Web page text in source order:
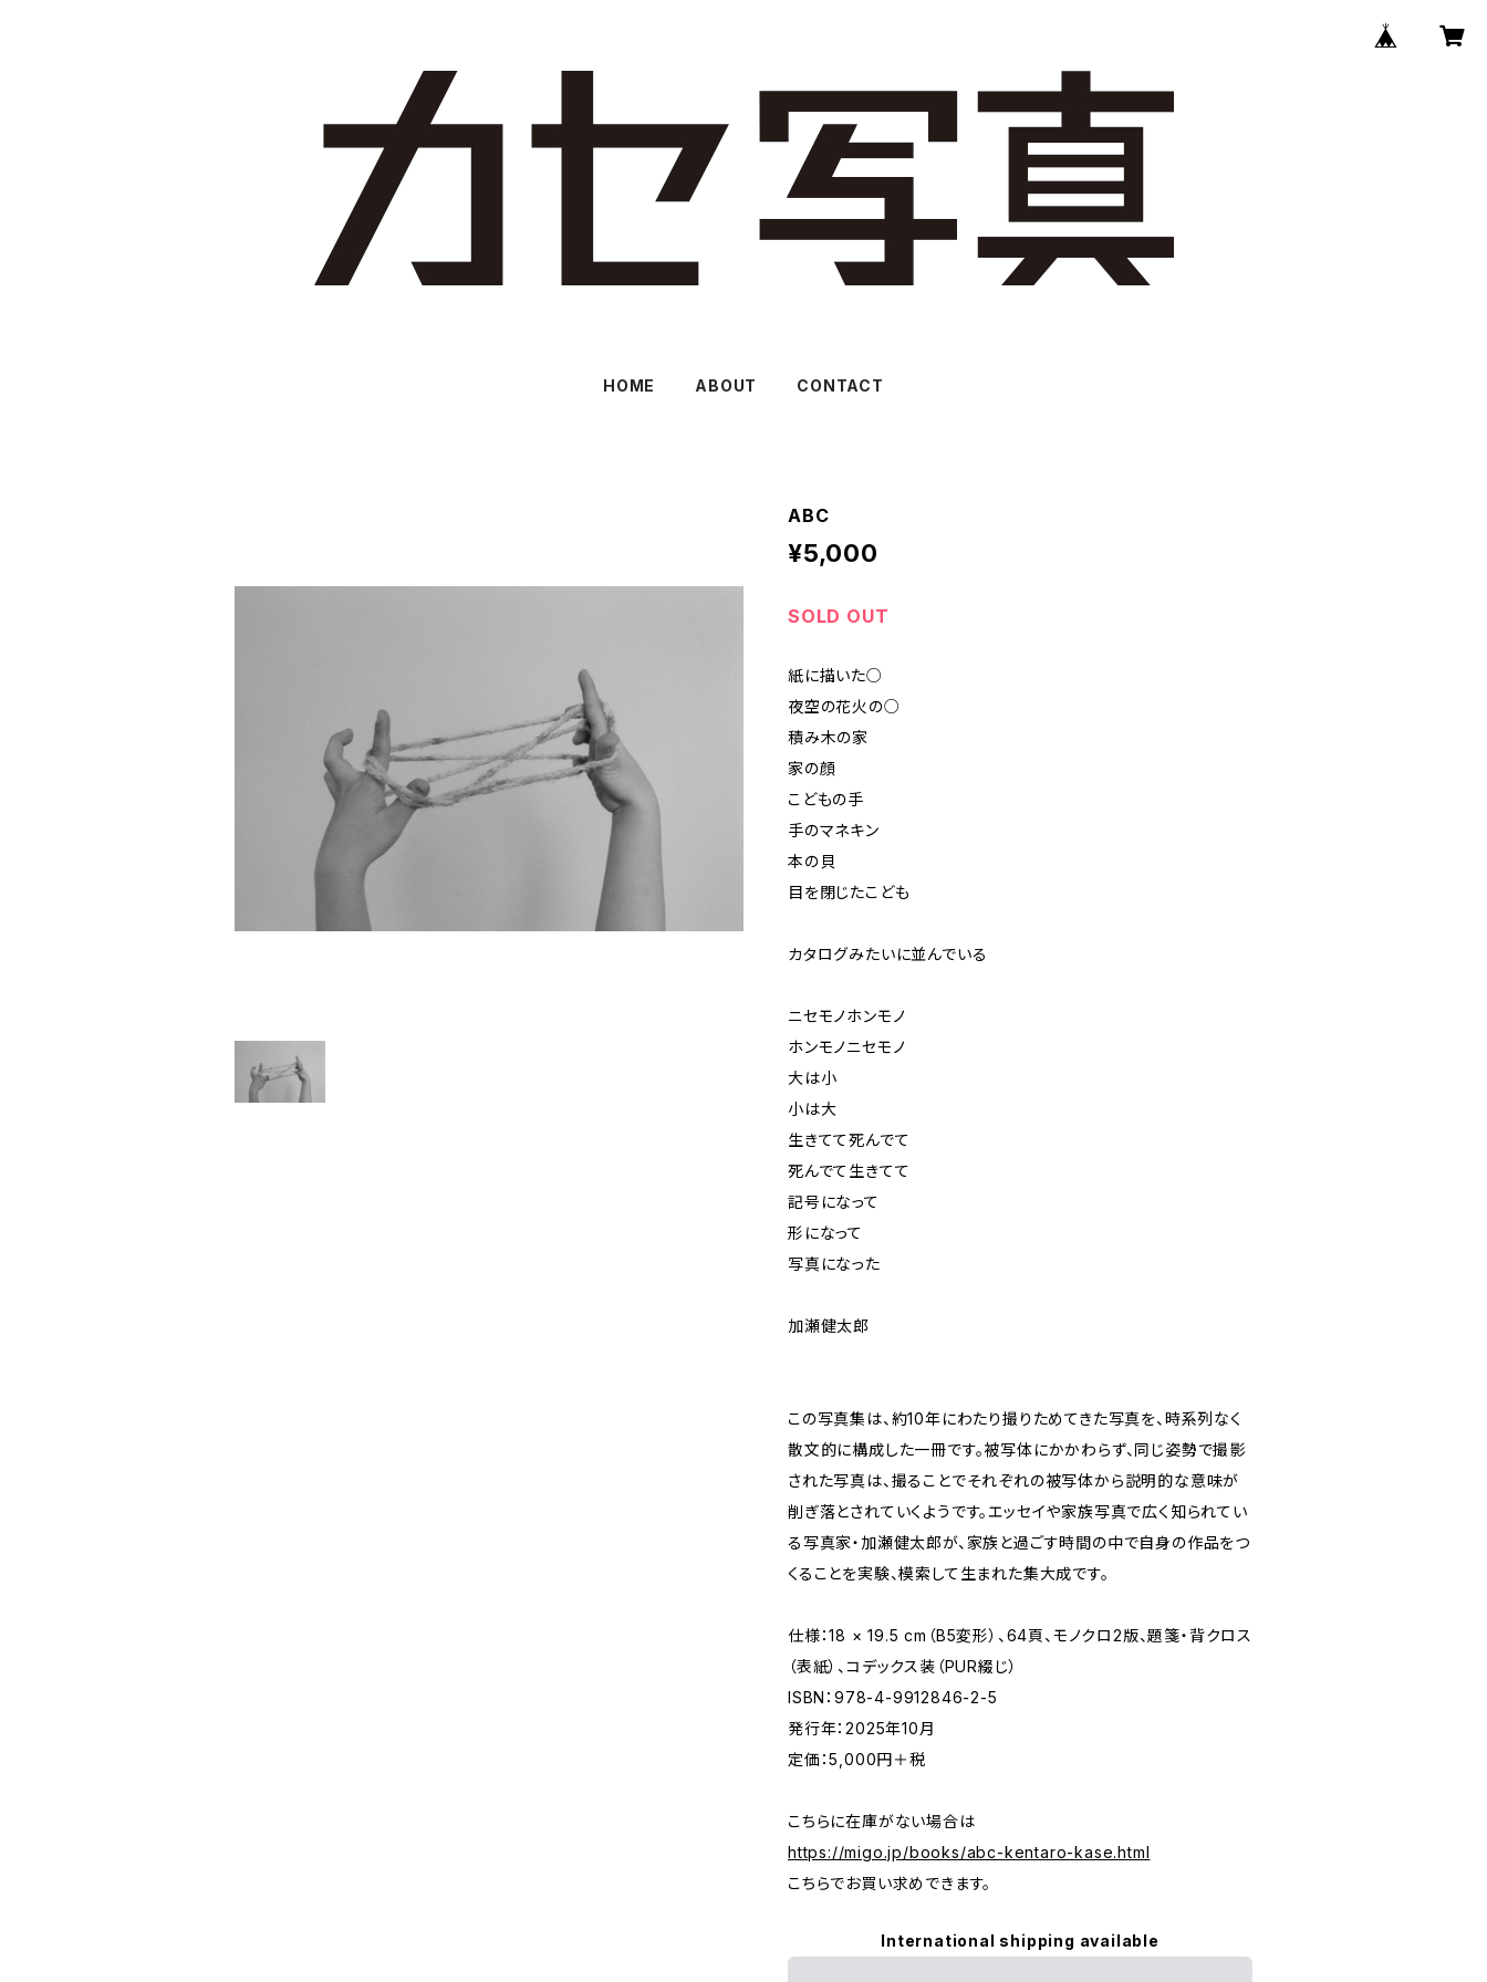
HOME ABOUT CONTACT
ABC
¥5,000
SOLD OUT
紙に描いた○
夜空の花火の○
積み木の家
家の顔
こどもの手
手のマネキン
本の貝
目を閉じたこども
カタログみたいに並んでいる
ニセモノホンモノ
ホンモノニセモノ
大は小
小は大
生きてて死んでて
死んでて生きてて
記号になって
形になって
写真になった
加瀬健太郎
この写真集は、約10年にわたり撮りためてきた写真を、時系列なく
散文的に構成した一冊です。被写体にかかわらず、同じ姿勢で撮影
された写真は、撮ることでそれぞれの被写体から説明的な意味が
削ぎ落とされていくようです。エッセイや家族写真で広く知られてい
る写真家・加瀬健太郎が、家族と過ごす時間の中で自身の作品をつ
くることを実験、模索して生まれた集大成です。
仕様：18 × 19.5 cm（B5変形）、64頁、モノクロ2版、題箋・背クロス
（表紙）、コデックス装（PUR綴じ）
ISBN：978-4-9912846-2-5
発行年：2025年10月
定価：5,000円＋税
こちらに在庫がない場合は
https://migo.jp/books/abc-kentaro-kase.html
こちらでお買い求めできます。
International shipping available